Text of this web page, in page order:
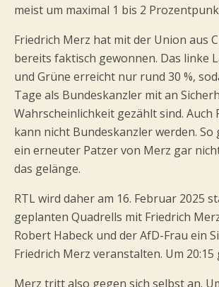
meist um maximal 1 bis 2
Friedrich Merz hat mit der Union aus
bereits faktisch gewonnen. Das linke
und Grüne erreicht nur rund 30 %,
Tage als Bundeskanzler mit an
Wahrscheinlichkeit gezählt sind. Auch
kann nicht Bundeskanzler werden.
ein erneuter Patzer von Merz gar
das gelänge.
RTL wird daher am 16. Februar 2025
geplanten Quadrells mit Friedrich
Robert Habeck und der AfD-Frau ein
Friedrich Merz veranstalten. Um 20:15
Merz tritt also gegen sich selbst an.